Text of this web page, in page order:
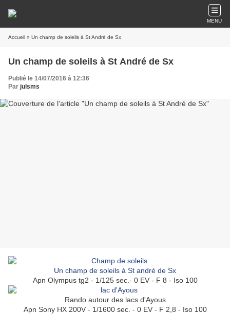
MENU
Accueil » Un champ de soleils à St André de Sx
Un champ de soleils à St André de Sx
Publié le 14/07/2016 à 12:36
Par julsms
Un champ de soleils à St andré de Sx
Apn Olympus tg2 - 1/125 sec.- 0 EV - F 8 - Iso 100
Rando autour des lacs d'Ayous
Apn Sony HX 200V - 1/1600 sec. - 0 EV - F 2,8 - Iso 100